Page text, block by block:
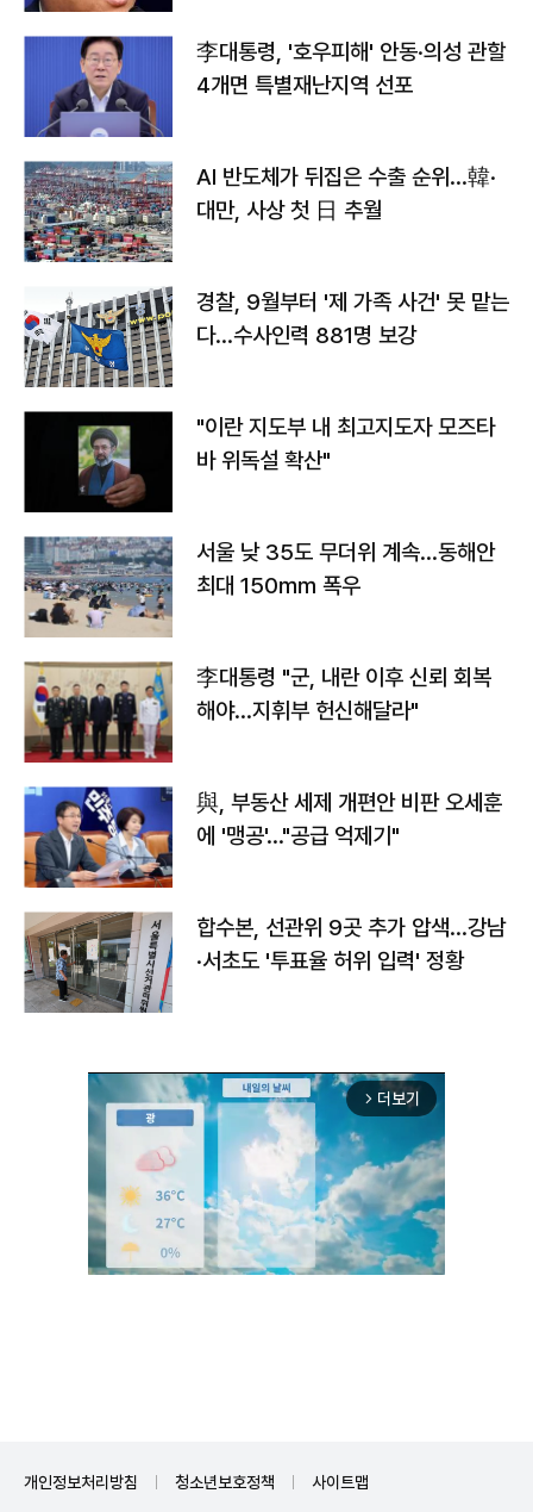
李대통령, '호우피해' 안동·의성 관할
4개면 특별재난지역 선포
AI 반도체가 뒤집은 수출 순위…韓·
대만, 사상 첫 日 추월
경찰, 9월부터 '제 가족 사건' 못 맡는
다…수사인력 881명 보강
"이란 지도부 내 최고지도자 모즈타
바 위독설 확산"
서울 낮 35도 무더위 계속…동해안
최대 150㎜ 폭우
李대통령 "군, 내란 이후 신뢰 회복
해야…지휘부 헌신해달라"
與, 부동산 세제 개편안 비판 오세훈
에 '맹공'…"공급 억제기"
합수본, 선관위 9곳 추가 압색…강남
·서초도 '투표율 허위 입력' 정황
arrow_forward_ios 더보기
개인정보처리방침 청소년보호정책 사이트맵